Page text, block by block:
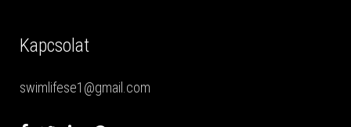
Kapcsolat
swimlifese1@gmail.com